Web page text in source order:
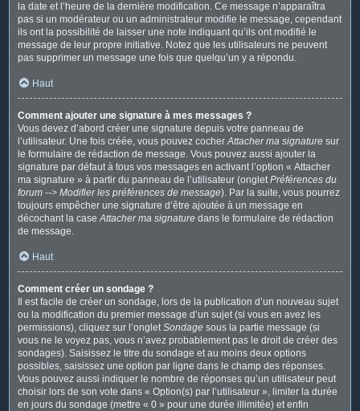
la date et l’heure de la dernière modification. Ce message n’apparaîtra
pas si un modérateur ou un administrateur modifie le message, cependant
ils ont la possibilité de laisser une note indiquant qu’ils ont modifié le
message de leur propre initiative. Notez que les utilisateurs ne peuvent
pas supprimer un message une fois que quelqu’un y a répondu.
Haut
Comment ajouter une signature à mes messages ?
Vous devez d’abord créer une signature depuis votre panneau de
l’utilisateur. Une fois créée, vous pouvez cocherAttacher ma signature sur
le formulaire de rédaction de message. Vous pouvez aussi ajouter la
signature par défaut à tous vos messages en activant l’option « Attacher
ma signature » à partir du panneau de l’utilisateur (ongletPréférences du
forum --> Modifier les préférences de message). Par la suite, vous pourrez
toujours empêcher une signature d’être ajoutée à un message en
décochant la caseAttacher ma signature dans le formulaire de rédaction
de message.
Haut
Comment créer un sondage ?
Il est facile de créer un sondage, lors de la publication d’un nouveau sujet
ou la modification du premier message d’un sujet (si vous en avez les
permissions), cliquez sur l’ongletSondage sous la partie message (si
vous ne le voyez pas, vous n’avez probablement pas le droit de créer des
sondages). Saisissez le titre du sondage et au moins deux options
possibles, saisissez une option par ligne dans le champ des réponses.
Vous pouvez aussi indiquer le nombre de réponses qu’un utilisateur peut
choisir lors de son vote dans « Option(s) par l’utilisateur », limiter la durée
en jours du sondage (mettre « 0 » pour une durée illimitée) et enfin